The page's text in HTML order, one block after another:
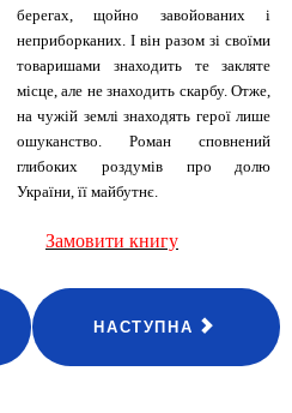
берегах, щойно завойованих і
неприборканих. І він разом зі своїми
товаришами знаходить те закляте
місце, але не знаходить скарбу. Отже,
на чужій землі знаходять герої лише
ошуканство. Роман сповнений
глибоких роздумів про долю
України, її майбутнє.
Замовити книгу
НАСТУПНА